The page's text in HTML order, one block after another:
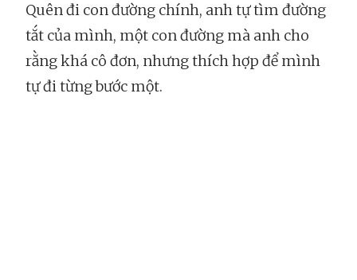
Quên đi con đường chính, anh tự tìm đường
tắt của mình, một con đường mà anh cho
rằng khá cô đơn, nhưng thích hợp để mình
tự đi từng bước một.